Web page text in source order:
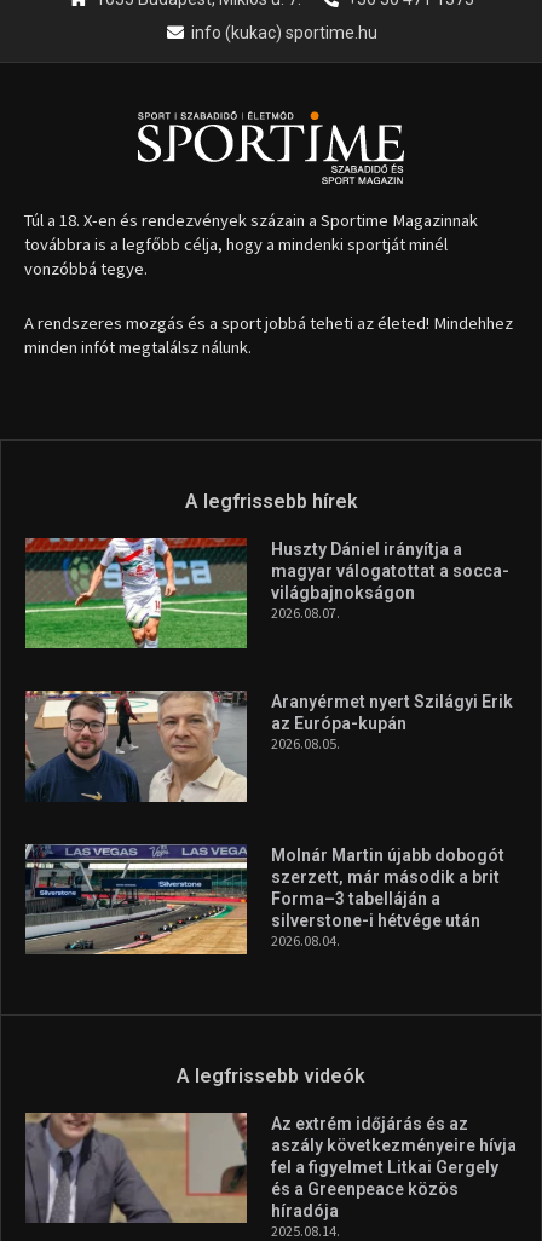
info (kukac) sportime.hu
Túl a 18. X-en és rendezvények százain a Sportime Magazinnak
továbbra is a legfőbb célja, hogy a mindenki sportját minél
vonzóbbá tegye.
A rendszeres mozgás és a sport jobbá teheti az életed! Mindehhez
minden infót megtalálsz nálunk.
A legfrissebb hírek
Huszty Dániel irányítja a
magyar válogatottat a socca-
világbajnokságon
2026.08.07.
Aranyérmet nyert Szilágyi Erik
az Európa-kupán
2026.08.05.
Molnár Martin újabb dobogót
szerzett, már második a brit
Forma–3 tabelláján a
silverstone-i hétvége után
2026.08.04.
A legfrissebb videók
Az extrém időjárás és az
aszály következményeire hívja
fel a figyelmet Litkai Gergely
és a Greenpeace közös
híradója
2025.08.14.